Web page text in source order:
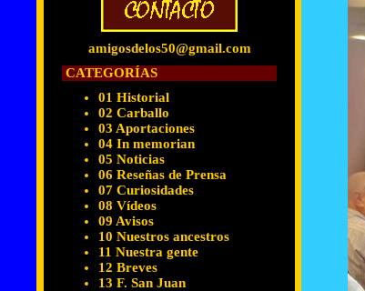
amigosdelos50@gmail.com
CATEGORÍAS
01 Historial
02 Carballo
03 Aportaciones
04 In memorian
05 Noticias
06 Reseñas de Prensa
07 Curiosidades
08 Vídeos
09 Avisos
10 Nuestros ancestros
11 Nuestra gente
12 Breves
13 F. San Juan